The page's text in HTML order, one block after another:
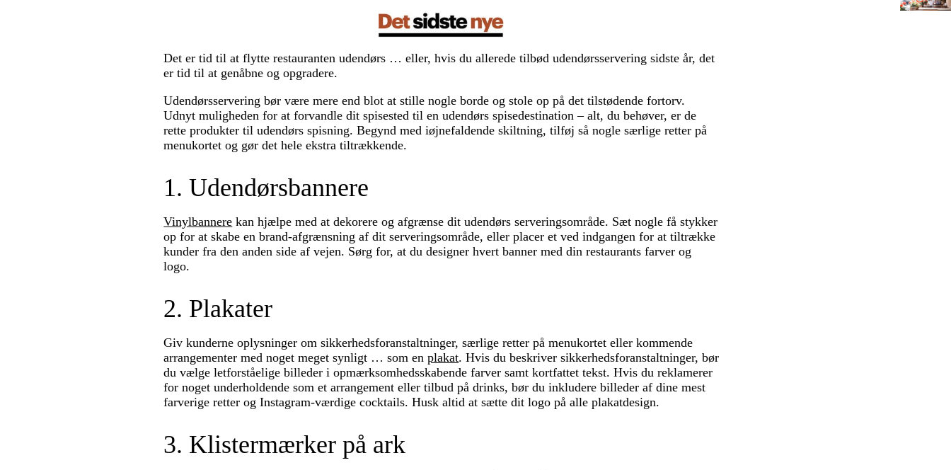
Det er tid til at flytte restauranten udendørs … eller, hvis du allerede tilbød udendørsservering sidste år, det
er tid til at genåbne og opgradere.
Udendørsservering bør være mere end blot at stille nogle borde og stole op på det tilstødende fortorv.
Udnyt muligheden for at forvandle dit spisested til en udendørs spisedestination – alt, du behøver, er de
rette produkter til udendørs spisning. Begynd med iøjnefaldende skiltning, tilføj så nogle særlige retter på
menukortet og gør det hele ekstra tiltrækkende.
1. Udendørsbannere
Vinylbannere kan hjælpe med at dekorere og afgrænse dit udendørs serveringsområde. Sæt nogle få stykker
op for at skabe en brand-afgrænsning af dit serveringsområde, eller placer et ved indgangen for at tiltrække
kunder fra den anden side af vejen. Sørg for, at du designer hvert banner med din restaurants farver og
logo.
2. Plakater
Giv kunderne oplysninger om sikkerhedsforanstaltninger, særlige retter på menukortet eller kommende
arrangementer med noget meget synligt … som enplakat. Hvis du beskriver sikkerhedsforanstaltninger, bør
du vælge letforståelige billeder i opmærksomhedsskabende farver samt kortfattet tekst. Hvis du reklamerer
for noget underholdende som et arrangement eller tilbud på drinks, bør du inkludere billeder af dine mest
farverige retter og Instagram-værdige cocktails. Husk altid at sætte dit logo på alle plakatdesign.
3. Klistermærker på ark